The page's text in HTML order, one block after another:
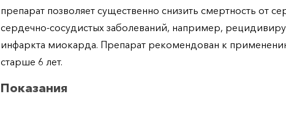
препарат позволяет существенно снизить смертность от
сердечно-сосудистых заболеваний, например,
инфаркта миокарда. Препарат рекомендован к
старше 6 лет.
Показания